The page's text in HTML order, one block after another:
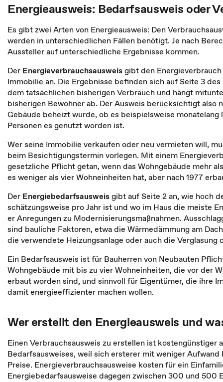
Energieausweis: Bedarfsausweis oder
Es gibt zwei Arten von Energieausweis: Den
werden in unterschiedlichen Fällen benötigt. Je nach
Aussteller auf unterschiedliche Ergebnisse kommen.
Der Energieverbrauchsausweisgibt den
Immobilie an. Die Ergebnisse befinden sich auf Seite 3
dem tatsächlichen bisherigen Verbrauch und hängt
bisherigen Bewohner ab. Der Ausweis berücksichtigt also
Gebäude beheizt wurde, ob es beispielsweise
Personen es genutzt worden ist.
Wer seine Immobilie verkaufen oder neu vermieten will,
beim Besichtigungstermin vorlegen. Mit einem
gesetzliche Pflicht getan, wenn das Wohngebäude mehr
es weniger als vier Wohneinheiten hat, aber nach 1977
Der Energiebedarfsausweisgibt auf Seite 2 an, wie hoch
schätzungsweise pro Jahr ist und wo im Haus die meiste
er Anregungen zu Modernisierungsmaßnahmen.
sind bauliche Faktoren, etwa die Wärmedämmung am
die verwendete Heizungsanlage oder auch die Verglasung
Ein Bedarfsausweis ist für Bauherren von Neubauten
Wohngebäude mit bis zu vier Wohneinheiten, die vor der
erbaut worden sind, und sinnvoll für Eigentümer, die ihre
damit energieeffizienter machen wollen.
Wer erstellt den Energieausweis und
Einen Verbrauchsausweis zu erstellen ist kostengünstiger
Bedarfsausweises, weil sich ersterer mit weniger
Preise. Energieverbrauchsausweise kosten für ein
Energiebedarfsausweise dagegen zwischen 300 und 500